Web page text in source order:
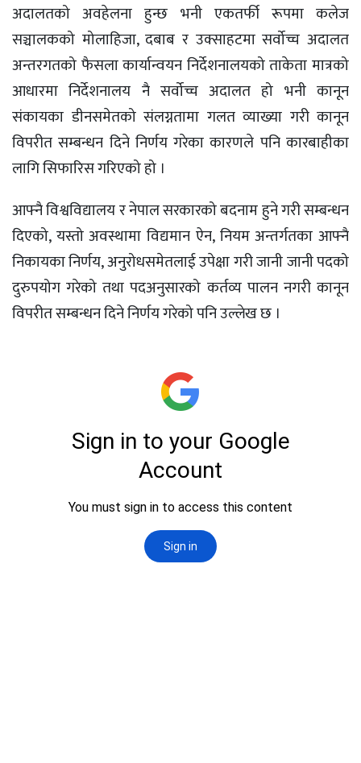
अदालतको अवहेलना हुन्छ भनी एकतर्फी रूपमा कलेज
सञ्चालकको मोलाहिजा, दबाब र उक्साहटमा सर्वोच्च अदालत
अन्तरगतको फैसला कार्यान्वयन निर्देशनालयको ताकेता मात्रको
आधारमा निर्देशनालय नै सर्वोच्च अदालत हो भनी कानून
संकायका डीनसमेतको संलग्नतामा गलत व्याख्या गरी कानून
विपरीत सम्बन्धन दिने निर्णय गरेका कारणले पनि कारबाहीका
लागि सिफारिस गरिएको हो ।
आफ्नै विश्वविद्यालय र नेपाल सरकारको बदनाम हुने गरी सम्बन्धन
दिएको, यस्तो अवस्थामा विद्यमान ऐन, नियम अन्तर्गतका आफ्नै
निकायका निर्णय, अनुरोधसमेतलाई उपेक्षा गरी जानी जानी पदको
दुरुपयोग गरेको तथा पदअनुसारको कर्तव्य पालन नगरी कानून
विपरीत सम्बन्धन दिने निर्णय गरेको पनि उल्लेख छ ।